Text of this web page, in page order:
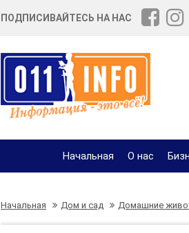
ПОДПИСИВАЙТЕСЬ НА НАС
Начальная О нас
Начальная Дом и сад Домашние